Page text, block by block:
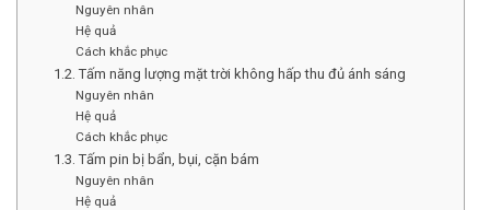
Nguyên nhân
Hệ quả
Cách khắc phục
1.2. Tấm năng lượng mặt trời không hấp thu đủ ánh sáng
Nguyên nhân
Hệ quả
Cách khắc phục
1.3. Tấm pin bị bẩn, bụi, cặn bám
Nguyên nhân
Hệ quả